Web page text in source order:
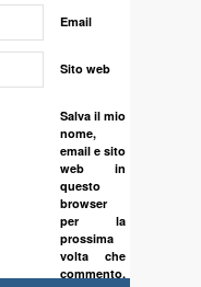
Email
Sito web
Salva il mio
nome,
email e sito
web in
questo
browser
per la
prossima
volta che
commento.